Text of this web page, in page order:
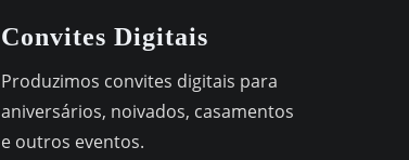
Convites Digitais
Produzimos convites digitais para
aniversários, noivados, casamentos
e outros eventos.